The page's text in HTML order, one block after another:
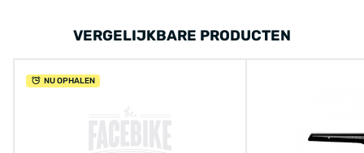
VERGELIJKBARE PRODUCTEN
NU OPHALEN